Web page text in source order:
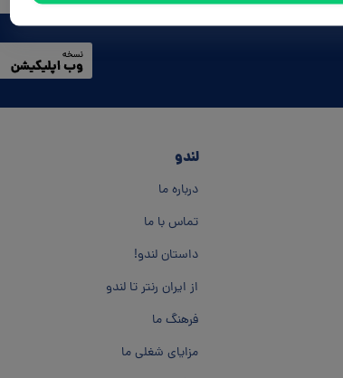
لندو
درباره ما
تماس با ما
داستان لندو!
از ایران رنتر تا لندو
فرهنگ ما
مزایای شغلی ما